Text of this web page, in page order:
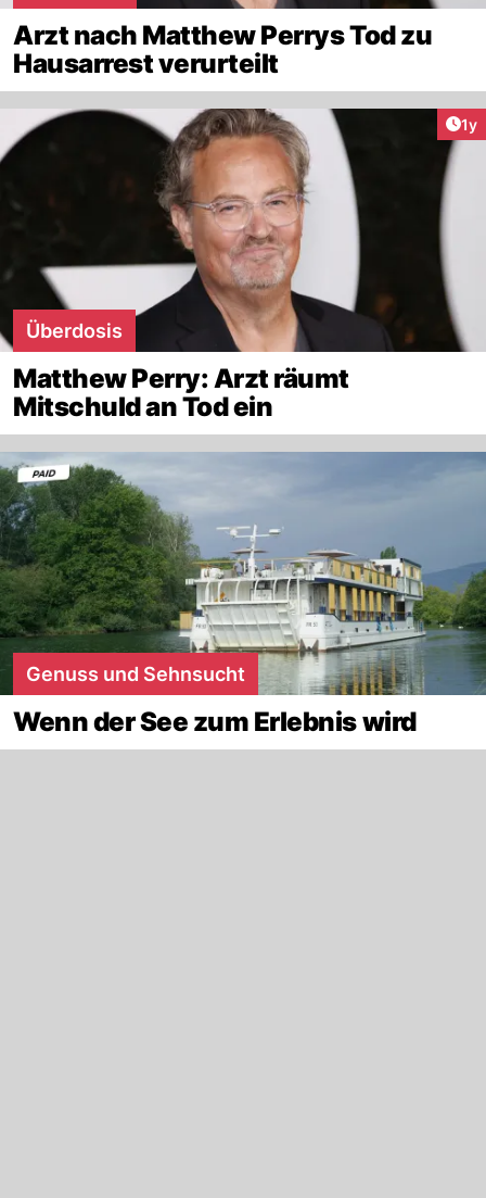
Arzt nach Matthew Perrys Tod zu
Hausarrest verurteilt
1y
Überdosis
Matthew Perry: Arzt räumt
Mitschuld an Tod ein
Genuss und Sehnsucht
Wenn der See zum Erlebnis wird